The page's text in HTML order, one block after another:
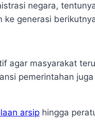
negara,
ke generasi
agar masyarakat
pemerintahan juga
arsip hingga